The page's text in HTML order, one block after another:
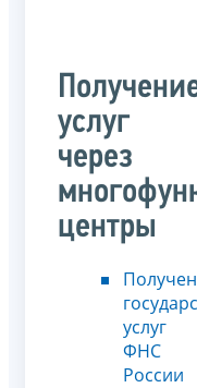
услуг
через
центры
услуг
ФНС
России